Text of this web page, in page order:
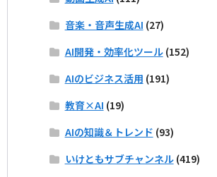
音楽・音声生成AI (27)
AI開発・効率化ツール(152)
AIのビジネス活用 (191)
教育×AI (19)
AIの知識＆トレンド (93)
いけともサブチャンネル(419)